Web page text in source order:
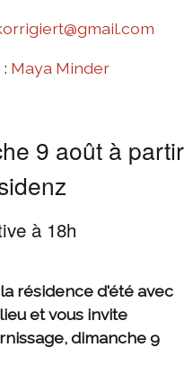
Maya Minder
9 août à partir
à 18h
résidence d'été avec
et vous invite
dimanche 9